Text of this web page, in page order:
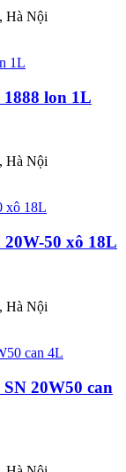
Hà Nội
lon 1L
Hà Nội
50 xô 18L
Hà Nội
20W50 can